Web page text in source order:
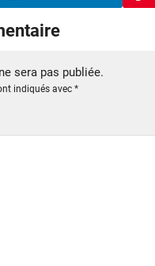
sera pas publiée.
indiqués avec *